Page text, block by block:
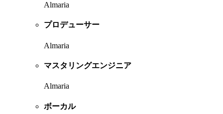
Almaria
プロデューサー
Almaria
マスタリングエンジニア
Almaria
ボーカル